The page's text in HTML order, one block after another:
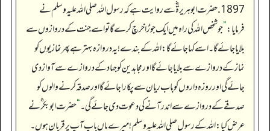
1897. حضرت ابوہریرۃ ؓ سے روایت ہے کہ رسول اللہ صلی اللہ علیہ وسلم نے
فرمایا:”جو شخص اللہ کی راہ میں ایک جوڑا خرچ کرے گا تو اسے جنت کے دروازوں سے
بلایا جائے گا۔ اسے کہا جائے گا: اللہ کے بندے!یہ دروازہ بہتر ہے پھر نمازیوں کو
نماز کے دروازے سے بلایا جائے گا اور مجاہدین کو جہاد کے دروازے سے آواز دی
جائے گی اور روزہ داروں کو باب ریان سے پکارا جائے گا اور صدقہ کرنے والوں کو
صدقے کے دروازے سے اندر آنے کی دعوت دی جائے گی۔“حضرت ابو بکر ؓ نے
عرض کیا: اللہ کے رسول صلی اللہ علیہ وسلم ! میرے ماں باپ آپ پر قربان ہوں۔